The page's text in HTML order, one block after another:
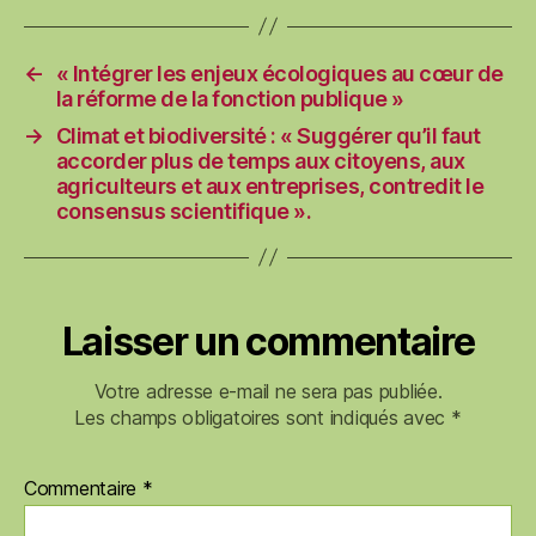
←
« Intégrer les enjeux écologiques au cœur de
la réforme de la fonction publique »
→
Climat et biodiversité : « Suggérer qu’il faut
accorder plus de temps aux citoyens, aux
agriculteurs et aux entreprises, contredit le
consensus scientifique ».
Laisser un commentaire
Votre adresse e-mail ne sera pas publiée.
Les champs obligatoires sont indiqués avec *
Commentaire *